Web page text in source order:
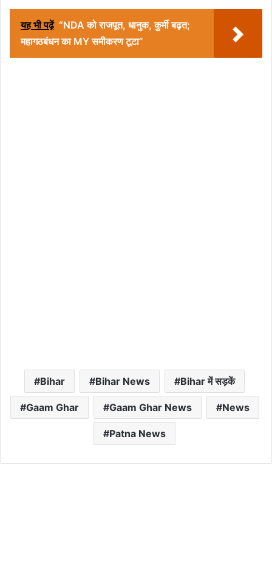
यह भी पढ़ें “NDA को राजपूत, धानुक, कुर्मी बढ़त;
महागठबंधन का MY समीकरण टूटा”
Bihar Bihar News Bihar में सड़कें
Gaam Ghar Gaam Ghar News News
Patna News